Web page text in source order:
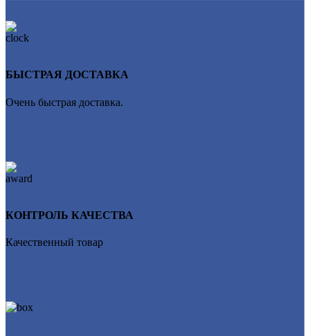
БЫСТРАЯ ДОСТАВКА
Очень быстрая доставка.
КОНТРОЛЬ КАЧЕСТВА
Качественный товар